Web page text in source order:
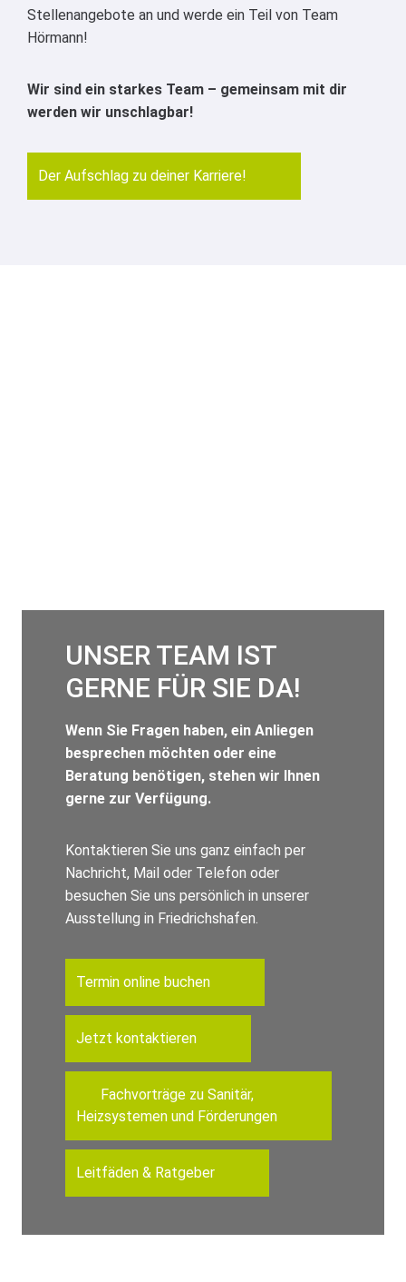
Stellenangebote an und werde ein Teil von Team
Hörmann!
Wir sind ein starkes Team – gemeinsam mit dir
werden wir unschlagbar!
Der Aufschlag zu deiner Karriere!
UNSER TEAM IST
GERNE FÜR SIE DA!
Wenn Sie Fragen haben, ein Anliegen
besprechen möchten oder eine
Beratung benötigen, stehen wir Ihnen
gerne zur Verfügung.
Kontaktieren Sie uns ganz einfach per
Nachricht, Mail oder Telefon oder
besuchen Sie uns persönlich in unserer
Ausstellung in Friedrichshafen.
Termin online buchen
Jetzt kontaktieren
Fachvorträge zu Sanitär,
Heizsystemen und Förderungen
Leitfäden & Ratgeber